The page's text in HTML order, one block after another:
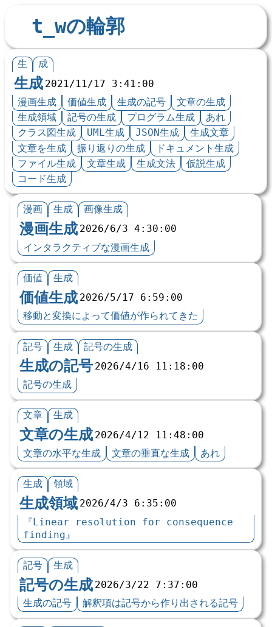
t_wの輪郭
生 成
生成 2021/11/17 3:41:00
漫画生成
価値生成 生成の記号
文章の生成
生成領域
記号の生成 プログラム生成
あれ
クラス図生成
UML生成 JSON生成
生成文章
文章を生成
振り返りの生成
ドキュメント生成
ファイル生成
文章生成 生成文法
仮説生成
コード生成
漫画 生成 画像生成
漫画生成 2026/6/3 4:30:00
インタラクティブな漫画生成
価値 生成
価値生成 2026/5/17 6:59:00
移動と変換によって価値が作られてきた
記号 生成 記号の生成
生成の記号 2026/4/16 11:18:00
記号の生成
文章 生成
文章の生成 2026/4/12 11:48:00
文章の水平な生成
文章の垂直な生成 あれ
生成 領域
生成領域 2026/4/3 6:35:00
『Linear resolution for consequence
finding』
記号 生成
記号の生成 2026/3/22 7:37:00
生成の記号
解釈項は記号から作り出される記号